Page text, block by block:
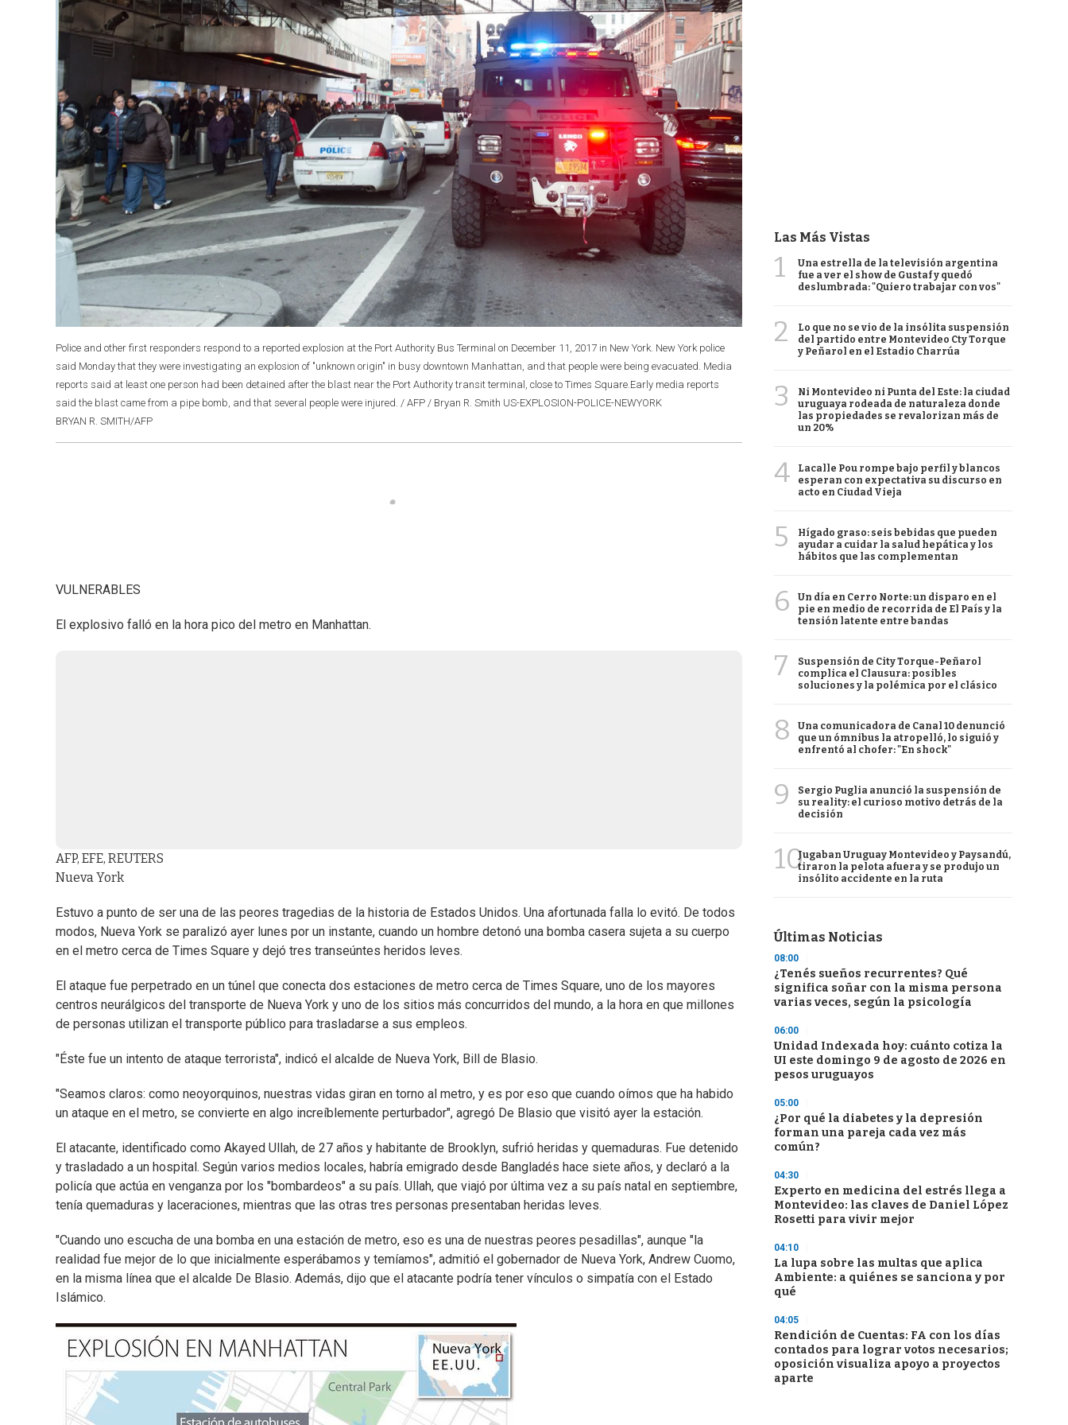
Police and other first responders respond to a reported explosion at the Port Authority Bus Terminal on December 11, 2017 in New York. New York police
said Monday that they were investigating an explosion of "unknown origin" in busy downtown Manhattan, and that people were being evacuated. Media
reports said at least one person had been detained after the blast near the Port Authority transit terminal, close to Times Square.Early media reports
said the blast came from a pipe bomb, and that several people were injured. / AFP / Bryan R. Smith US-EXPLOSION-POLICE-NEWYORK
BRYAN R. SMITH/AFP
VULNERABLES
El explosivo falló en la hora pico del metro en Manhattan.
AFP, EFE, REUTERS
Nueva York
Estuvo a punto de ser una de las peores tragedias de la historia de Estados Unidos. Una afortunada falla lo evitó. De todos
modos, Nueva York se paralizó ayer lunes por un instante, cuando un hombre detonó una bomba casera sujeta a su cuerpo
en el metro cerca de Times Square y dejó tres transeúntes heridos leves.
El ataque fue perpetrado en un túnel que conecta dos estaciones de metro cerca de Times Square, uno de los mayores
centros neurálgicos del transporte de Nueva York y uno de los sitios más concurridos del mundo, a la hora en que millones
de personas utilizan el transporte público para trasladarse a sus empleos.
"Éste fue un intento de ataque terrorista", indicó el alcalde de Nueva York, Bill de Blasio.
"Seamos claros: como neoyorquinos, nuestras vidas giran en torno al metro, y es por eso que cuando oímos que ha habido
un ataque en el metro, se convierte en algo increíblemente perturbador", agregó De Blasio que visitó ayer la estación.
El atacante, identificado como Akayed Ullah, de 27 años y habitante de Brooklyn, sufrió heridas y quemaduras. Fue detenido
y trasladado a un hospital. Según varios medios locales, habría emigrado desde Bangladés hace siete años, y declaró a la
policía que actúa en venganza por los "bombardeos" a su país. Ullah, que viajó por última vez a su país natal en septiembre,
tenía quemaduras y laceraciones, mientras que las otras tres personas presentaban heridas leves.
"Cuando uno escucha de una bomba en una estación de metro, eso es una de nuestras peores pesadillas", aunque "la
realidad fue mejor de lo que inicialmente esperábamos y temíamos", admitió el gobernador de Nueva York, Andrew Cuomo,
en la misma línea que el alcalde De Blasio. Además, dijo que el atacante podría tener vínculos o simpatía con el Estado
Islámico.
Las Más Vistas
1
Una estrella de la televisión argentina
fue a ver el show de Gustaf y quedó
deslumbrada: "Quiero trabajar con vos"
2
Lo que no se vio de la insólita suspensión
del partido entre Montevideo Cty Torque
y Peñarol en el Estadio Charrúa
3
Ni Montevideo ni Punta del Este: la ciudad
uruguaya rodeada de naturaleza donde
las propiedades se revalorizan más de
un 20%
4
Lacalle Pou rompe bajo perfil y blancos
esperan con expectativa su discurso en
acto en Ciudad Vieja
5
Hígado graso: seis bebidas que pueden
ayudar a cuidar la salud hepática y los
hábitos que las complementan
6
Un día en Cerro Norte: un disparo en el
pie en medio de recorrida de El País y la
tensión latente entre bandas
7
Suspensión de City Torque-Peñarol
complica el Clausura: posibles
soluciones y la polémica por el clásico
8
Una comunicadora de Canal 10 denunció
que un ómnibus la atropelló, lo siguió y
enfrentó al chofer: "En shock"
9
Sergio Puglia anunció la suspensión de
su reality: el curioso motivo detrás de la
decisión
10Jugaban Uruguay Montevideo y Paysandú,
tiraron la pelota afuera y se produjo un
insólito accidente en la ruta
Últimas Noticias
08:00
¿Tenés sueños recurrentes? Qué
significa soñar con la misma persona
varias veces, según la psicología
06:00
Unidad Indexada hoy: cuánto cotiza la
UI este domingo 9 de agosto de 2026 en
pesos uruguayos
05:00
¿Por qué la diabetes y la depresión
forman una pareja cada vez más
común?
04:30
Experto en medicina del estrés llega a
Montevideo: las claves de Daniel López
Rosetti para vivir mejor
04:10
La lupa sobre las multas que aplica
Ambiente: a quiénes se sanciona y por
qué
04:05
Rendición de Cuentas: FA con los días
contados para lograr votos necesarios;
oposición visualiza apoyo a proyectos
aparte